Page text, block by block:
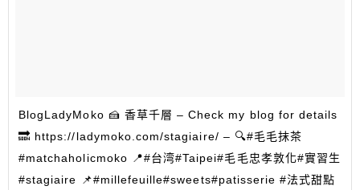
BlogLadyMoko 🍰 香草千層 – Check my blog for details
🔜 https://ladymoko.com/stagiaire/ – 🔍#毛毛抹茶
#matchaholicmoko 📍#台湾#Taipei#毛毛忠孝敦化#實習生
#stagiaire 📌#millefeuille#sweets#patisserie #法式甜點